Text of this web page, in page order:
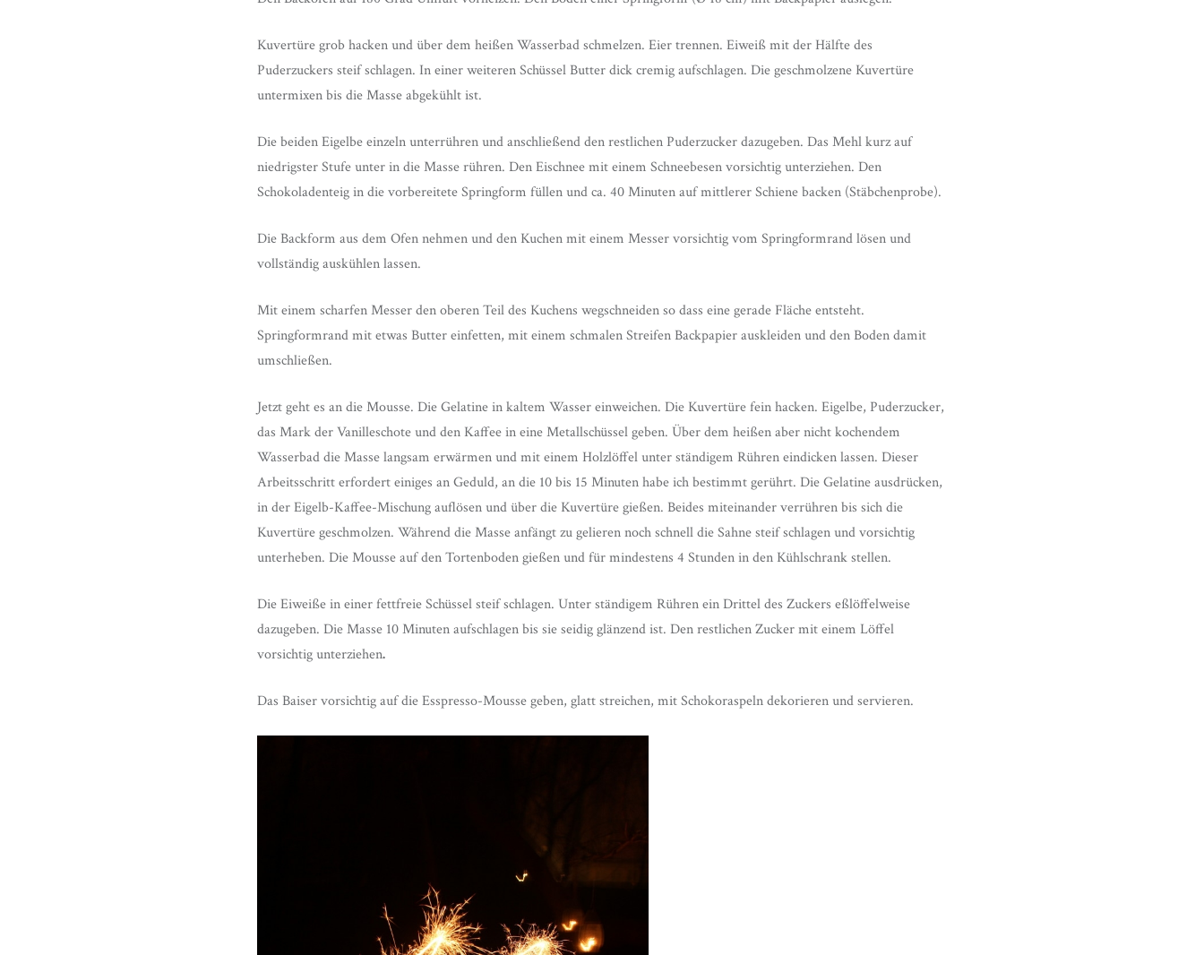
Kuvertüre grob hacken und über dem heißen Wasserbad schmelzen. Eier trennen. Eiweiß mit der Hälfte des
Puderzuckers steif schlagen. In einer weiteren Schüssel Butter dick cremig aufschlagen. Die geschmolzene Kuvertüre
untermixen bis die Masse abgekühlt ist.
Die beiden Eigelbe einzeln unterrühren und anschließend den restlichen Puderzucker dazugeben. Das Mehl kurz auf
niedrigster Stufe unter in die Masse rühren. Den Eischnee mit einem Schneebesen vorsichtig unterziehen. Den
Schokoladenteig in die vorbereitete Springform füllen und ca. 40 Minuten auf mittlerer Schiene backen (Stäbchenprobe).
Die Backform aus dem Ofen nehmen und den Kuchen mit einem Messer vorsichtig vom Springformrand lösen und
vollständig auskühlen lassen.
Mit einem scharfen Messer den oberen Teil des Kuchens wegschneiden so dass eine gerade Fläche entsteht.
Springformrand mit etwas Butter einfetten, mit einem schmalen Streifen Backpapier auskleiden und den Boden damit
umschließen.
Jetzt geht es an die Mousse. Die Gelatine in kaltem Wasser einweichen. Die Kuvertüre fein hacken. Eigelbe, Puderzucker,
das Mark der Vanilleschote und den Kaffee in eine Metallschüssel geben. Über dem heißen aber nicht kochendem
Wasserbad die Masse langsam erwärmen und mit einem Holzlöffel unter ständigem Rühren eindicken lassen. Dieser
Arbeitsschritt erfordert einiges an Geduld, an die 10 bis 15 Minuten habe ich bestimmt gerührt. Die Gelatine ausdrücken,
in der Eigelb-Kaffee-Mischung auflösen und über die Kuvertüre gießen. Beides miteinander verrühren bis sich die
Kuvertüre geschmolzen. Während die Masse anfängt zu gelieren noch schnell die Sahne steif schlagen und vorsichtig
unterheben. Die Mousse auf den Tortenboden gießen und für mindestens 4 Stunden in den Kühlschrank stellen.
Die Eiweiße in einer fettfreie Schüssel steif schlagen. Unter ständigem Rühren ein Drittel des Zuckers eßlöffelweise
dazugeben. Die Masse 10 Minuten aufschlagen bis sie seidig glänzend ist. Den restlichen Zucker mit einem Löffel
vorsichtig unterziehen.
Das Baiser vorsichtig auf die Esspresso-Mousse geben, glatt streichen, mit Schokoraspeln dekorieren und servieren.